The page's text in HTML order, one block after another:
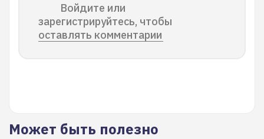
Войдите или
зарегистрируйтесь, чтобы
оставлять комментарии
Может быть полезно